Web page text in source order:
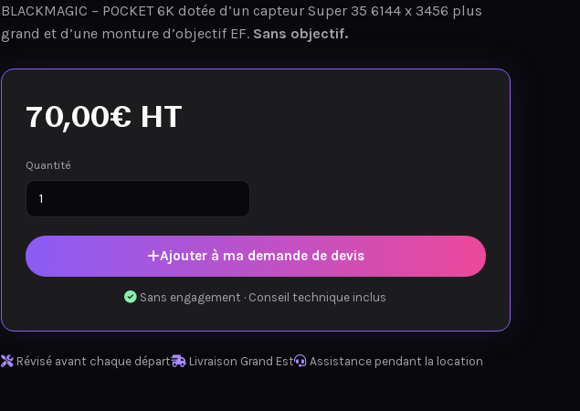
BLACKMAGIC – POCKET 6K dotée d’un capteur Super 35 6144 x 3456 plus
grand et d’une monture d’objectif EF. Sans objectif.
70,00€ HT
Quantité
Ajouter à ma demande de devis
Sans engagement · Conseil technique inclus
Révisé avant chaque départ Livraison Grand Est Assistance pendant la location